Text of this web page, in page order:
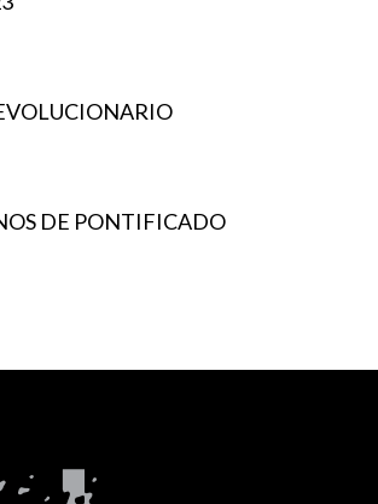
DE PONTIFICADO